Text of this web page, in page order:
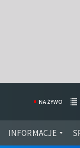
INFORMACJE
NA ŻYWO